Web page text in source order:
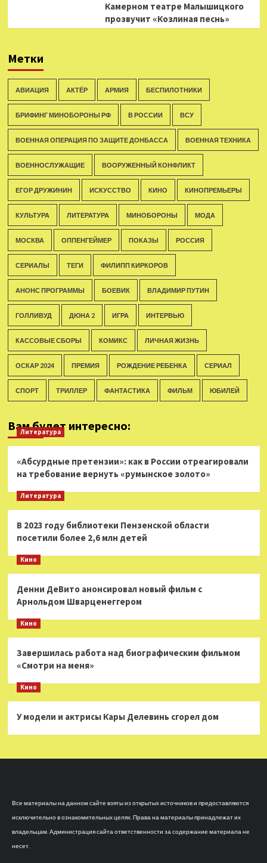
Камерном театре Малышицкого
прозвучит «Козлиная песнь»
Метки
АВИАЦИЯ АКТЁР АРМИЯ БЕСПИЛОТНИКИ
БРИФИНГ МИНОБОРОНЫ РФ В РОССИИ ВСУ
ВОЕННАЯ ОПЕРАЦИЯ ПО ЗАЩИТЕ ДОНБАССА ВОЕННАЯ ТЕХНИКА
ВОЕННОСЛУЖАЩИЕ ВООРУЖЕННЫЙ КОНФЛИКТ
ЕГОР ДРУЖИНИН ИСКУССТВО КИНО КИНОПРЕМЬЕРЫ
КУЛЬТУРА ЛИТЕРАТУРА МИНОБОРОНЫ МОДА
МОСКВА ОППЕНГЕЙМЕР ПОКАЗЫ РОССИЯ
СЕРИАЛЫ ТЕГИ ФИЛИПП КИРКОРОВ
АНОНС ПРОГРАММЫ БОЕВИК ВЛАДИМИР ПУТИН
ГОЛЛИВУД ДЮНА 2 ИГРА ИНТЕРВЬЮ
КАССОВЫЕ СБОРЫ КОМИКС ЛИЧНАЯ ЖИЗНЬ
ОСКАР 2024 ПРЕМИЯ РОЖДЕНИЕ РЕБЕНКА СЕРИАЛ
СПОРТ ТРИЛЛЕР ФАНТАСТИКА ФИЛЬМ ЮБИЛЕЙ
Вам будет интересно:
Литература
«Абсурдные претензии»: как в России отреагировали
на требование вернуть «румынское золото»
Литература
В 2023 году библиотеки Пензенской области
посетили более 2,6 млн детей
Кино
Денни ДеВито анонсировал новый фильм с
Арнольдом Шварценеггером
Кино
Завершилась работа над биографическим фильмом
«Смотри на меня»
Кино
У модели и актрисы Кары Делевинь сгорел дом
Все материалы на данном сайте взяты из открытых источников и предоставляются
исключительно в ознакомительных целях. Права на материалы принадлежат их
владельцам. Администрация сайта ответственности за содержание материала не
несет.